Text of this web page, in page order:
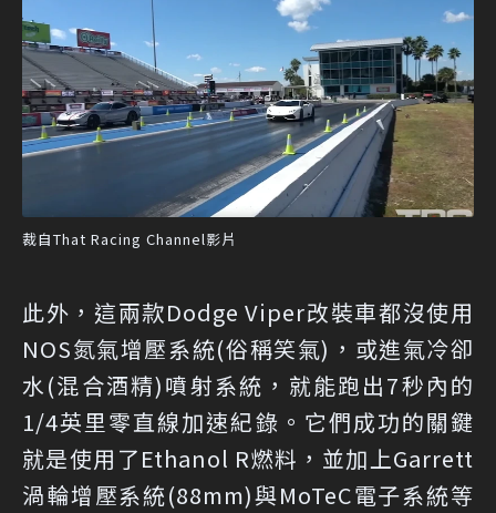
裁自That Racing Channel影片
此外，這兩款Dodge Viper改裝車都沒使用
NOS氮氣增壓系統(俗稱笑氣)，或進氣冷卻
水(混合酒精)噴射系統，就能跑出7秒內的
1/4英里零直線加速紀錄。它們成功的關鍵
就是使用了Ethanol R燃料，並加上Garrett
渦輪增壓系統(88mm)與MoTeC電子系統等